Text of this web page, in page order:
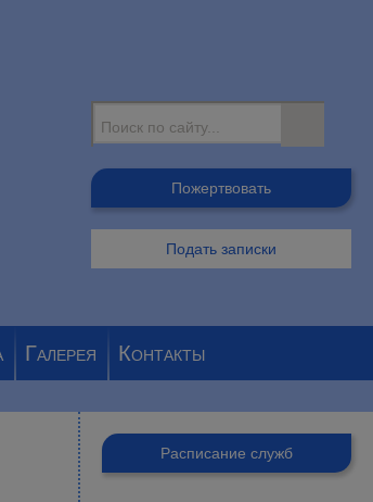
Пожертвовать
Подать записки
Галерея Контакты
Расписание служб